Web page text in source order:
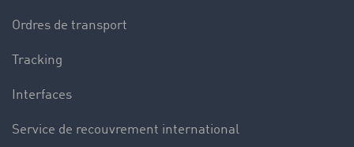
Ordres de transport
Tracking
Interfaces
Service de recouvrement international